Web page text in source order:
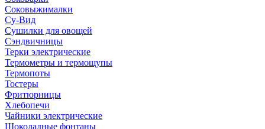
Соковыжималки
Су-Вид
Сушилки для овощей
Сэндвичницы
Терки электрические
Термометры и термощупы
Термопоты
Тостеры
Фритюрницы
Хлебопечи
Чайники электрические
Шоколадные фонтаны